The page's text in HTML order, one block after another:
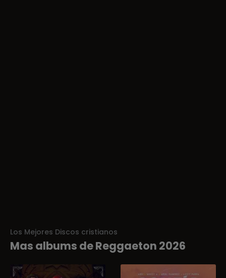
Los Mejores Discos cristianos
Mas albums de Reggaeton 2026